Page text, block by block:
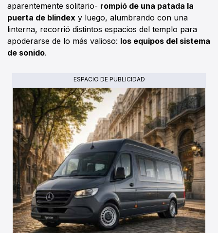
aparentemente solitario- rompió de una patada la
puerta de blindex y luego, alumbrando con una
linterna, recorrió distintos espacios del templo para
apoderarse de lo más valioso: los equipos del sistema
de sonido.
ESPACIO DE PUBLICIDAD